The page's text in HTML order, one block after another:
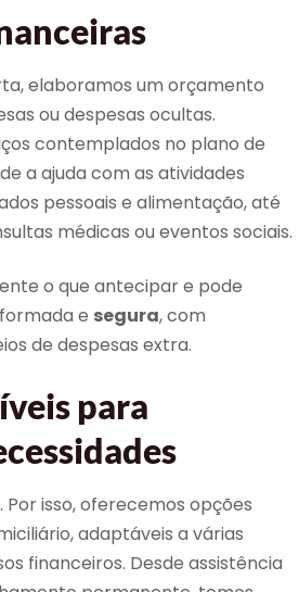
elaboramos um orçamento
ou despesas ocultas.
contemplados no plano de
a ajuda com as atividades
pessoais e alimentação, até
médicas ou eventos sociais.
o que antecipar e pode
e segura, com
de despesas extra.
para
Por isso, oferecemos opções
adaptáveis a várias
financeiros. Desde assistência